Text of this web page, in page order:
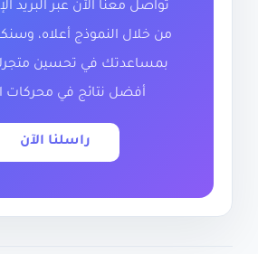
تواصل معنا الآن عبر البريد
من خلال النموذج أعلاه،
بمساعدتك في تحسين
أفضل نتائج في محركات
راسلنا الآن